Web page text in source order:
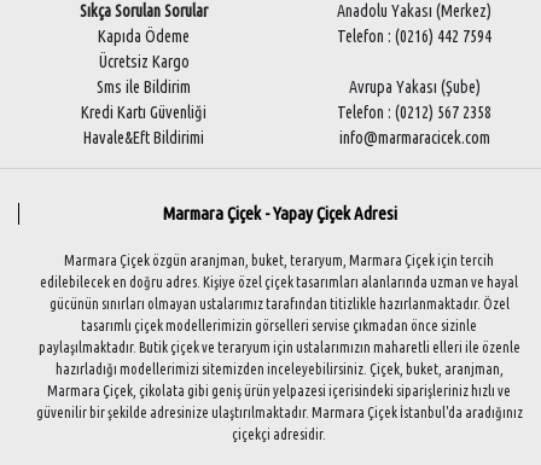
Sıkça Sorulan Sorular
Kapıda Ödeme
Ücretsiz Kargo
Sms ile Bildirim
Kredi Kartı Güvenliği
Havale&Eft Bildirimi
Anadolu Yakası (Merkez)
Telefon : (0216) 442 7594
Avrupa Yakası (Şube)
Telefon : (0212) 567 2358
info@marmaracicek.com
Marmara Çiçek - Yapay Çiçek Adresi
Marmara Çiçek özgün aranjman, buket, teraryum, Marmara Çiçek için tercih
edilebilecek en doğru adres. Kişiye özel çiçek tasarımları alanlarında uzman ve hayal
gücünün sınırları olmayan ustalarımız tarafından titizlikle hazırlanmaktadır. Özel
tasarımlı çiçek modellerimizin görselleri servise çıkmadan önce sizinle
paylaşılmaktadır. Butik çiçek ve teraryum için ustalarımızın maharetli elleri ile özenle
hazırladığı modellerimizi sitemizden inceleyebilirsiniz. Çiçek, buket, aranjman,
Marmara Çiçek, çikolata gibi geniş ürün yelpazesi içerisindeki siparişleriniz hızlı ve
güvenilir bir şekilde adresinize ulaştırılmaktadır. Marmara Çiçek İstanbul'da aradığınız
çiçekçi adresidir.